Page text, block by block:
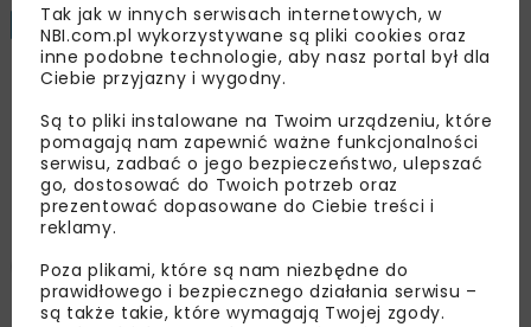
BUDOWNICTWO WIADOMOŚCI 2 MINUTY CZYTANIA
Umowa na studium
techniczne dla M3 na Pragę-
Południe
Tak jak w innych serwisach internetowych, w
NBI.com.pl wykorzystywane są pliki cookies oraz
inne podobne technologie, aby nasz portal był dla
Ciebie przyjazny i wygodny.
Są to pliki instalowane na Twoim urządzeniu, które
pomagają nam zapewnić ważne funkcjonalności
serwisu, zadbać o jego bezpieczeństwo, ulepszać
go, dostosować do Twoich potrzeb oraz
prezentować dopasowane do Ciebie treści i
reklamy.
Poza plikami, które są nam niezbędne do
prawidłowego i bezpiecznego działania serwisu –
są także takie, które wymagają Twojej zgody.